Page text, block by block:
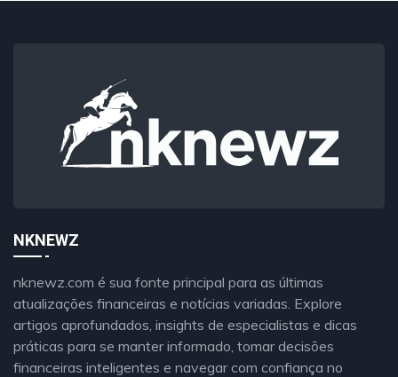
NKNEWZ
nknewz.com é sua fonte principal para as últimas
atualizações financeiras e notícias variadas. Explore
artigos aprofundados, insights de especialistas e dicas
práticas para se manter informado, tomar decisões
financeiras inteligentes e navegar com confiança no